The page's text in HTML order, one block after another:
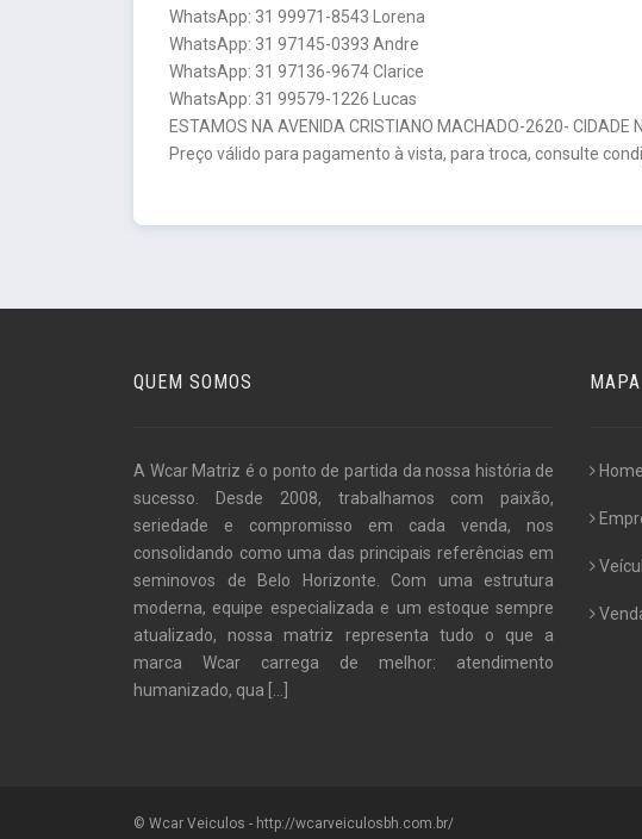
WhatsApp: 31 99971-8543 Lorena
WhatsApp: 31 97145-0393 Andre
WhatsApp: 31 97136-9674 Clarice
WhatsApp: 31 99579-1226 Lucas
ESTAMOS NA AVENIDA CRISTIANO MACHADO-2620- CIDADE
Preço válido para pagamento à vista, para troca, consulte
QUEM SOMOS
A Wcar Matriz é o ponto de partida da nossa história de
sucesso. Desde 2008, trabalhamos com paixão,
seriedade e compromisso em cada venda, nos
consolidando como uma das principais referências em
seminovos de Belo Horizonte. Com uma estrutura
moderna, equipe especializada e um estoque sempre
atualizado, nossa matriz representa tudo o que a
marca Wcar carrega de melhor: atendimento
humanizado, qua
Home
© Wcar Veiculos - http://wcarveiculosbh.com.br/